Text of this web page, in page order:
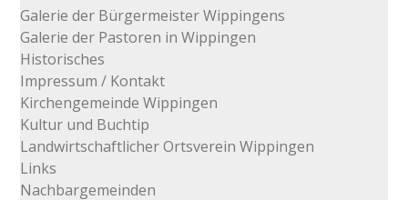
Galerie der Bürgermeister Wippingens
Galerie der Pastoren in Wippingen
Historisches
Impressum / Kontakt
Kirchengemeinde Wippingen
Kultur und Buchtip
Landwirtschaftlicher Ortsverein Wippingen
Links
Nachbargemeinden